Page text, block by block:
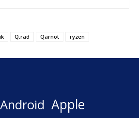
Q.rad Qarnot ryzen
Android Apple